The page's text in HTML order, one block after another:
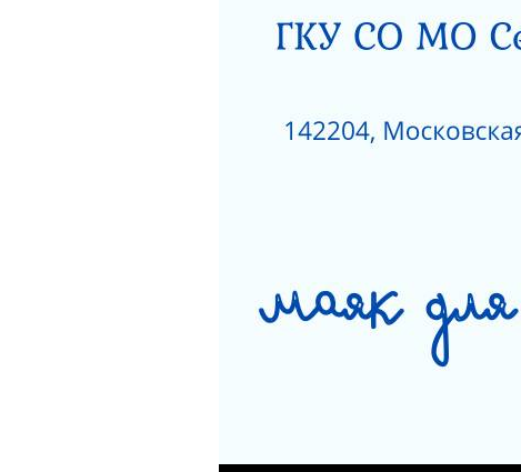
ЗИМНИЕ ЗАБАВЫ ЧТО НУЖНО ЗНАТЬ О
КАК ЗАЩИТИТЬ РЕБЕНКА ОТ ПАДЕНИЯ ИЗ
НЕЗАВИСИМАЯ ОЦЕНКА КАЧЕСТВА
ДОРОЖНАЯ КАРТА «ПО УЛУЧШЕНИЮ
«СЕРПУХОВСКИЙ ГОРОДСКОЙ СОЦИАЛЬНО-
СЛУЖБА КОМПЛЕКСНОЙ ПОМОЩИ ДЕТЯМ
СЛУЖБА ПОСТИНТЕРНАТНОГО